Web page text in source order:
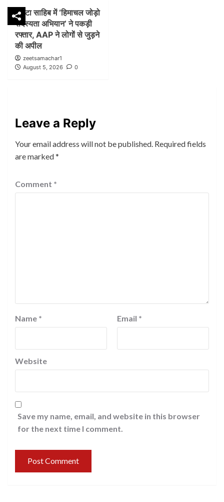
पांवटा साहिब में ‘हिमाचल जोड़ो
सदस्यता अभियान’ ने पकड़ी
रफ्तार, AAP ने लोगों से जुड़ने
की अपील
zeetsamachar1
August 5, 2026
0
Leave a Reply
Your email address will not be published. Required fields
are marked*
Comment *
Name * Email *
Website
Save my name, email, and website in this browser
for the next time I comment.